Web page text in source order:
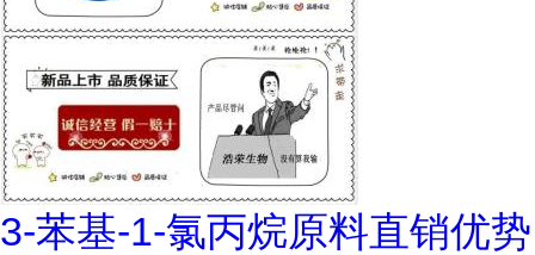
3-苯基-1-氯丙烷原料直销优势